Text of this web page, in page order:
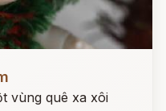
vùng quê xa xôi